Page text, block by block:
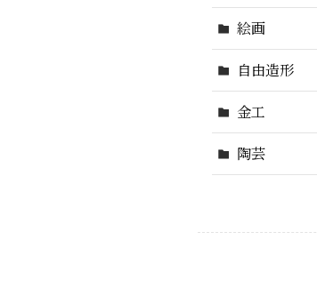
絵画
自由造形
金工
陶芸